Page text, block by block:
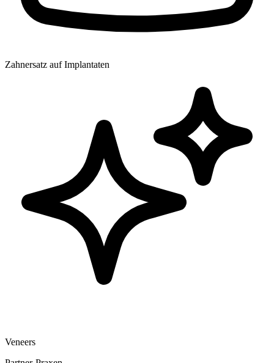
Zahnersatz auf Implantaten
Veneers